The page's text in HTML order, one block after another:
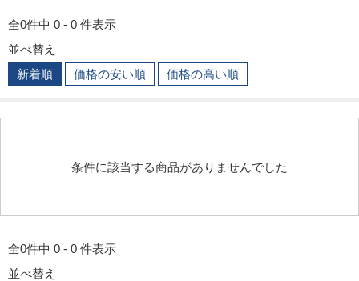
全0件中 0 - 0 件表示
並べ替え
新着順
価格の安い順 価格の高い順
条件に該当する商品がありませんでした
全0件中 0 - 0 件表示
並べ替え